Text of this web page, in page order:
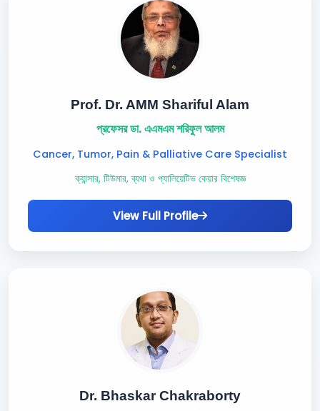
Prof. Dr. AMM Shariful Alam
প্রফেসর ডা. এএমএম শরিফুল আলম
Cancer, Tumor, Pain & Palliative Care Specialist
ক্যান্সার, টিউমার, ব্যথা ও প্যালিয়েটিভ কেয়ার বিশেষজ্ঞ
View Full Profile
Dr. Bhaskar Chakraborty